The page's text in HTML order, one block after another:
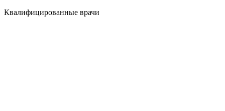
Квалифицированные врачи